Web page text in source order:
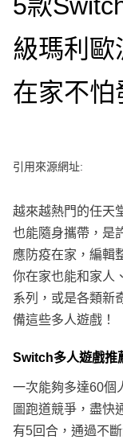
級瑪利歐
在家不怕
引用來源網址:
越來越熱門的任天
也能隨身攜帶，是
應防疫在家，編輯
你在家也能和家人
系列，或是各類新
備這些多人遊戲！
Switch多人遊戲推
一次能夠多達60個
圖跑道競爭，盡快
有5回合，通過不